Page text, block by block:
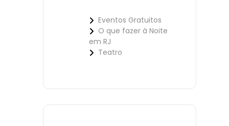
Eventos Gratuitos
O que fazer à Noite
em RJ
Teatro